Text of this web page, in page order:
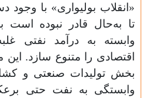
«انقلاب بولیواری» با وجود
تا به‌حال قادر نبوده است
وابسته به درآمد نفتی
اقتصادی را متنوع سازد. این
بخش تولیدات صنعتی و
‌وابستگی به نفت حتی